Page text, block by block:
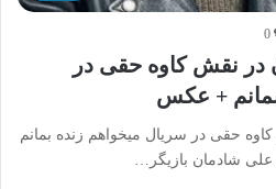
0
در نقش کاوه حقی در
+ عکس
حقی در سریال میخواهم زنده بمانم
شادمان بازیگر…